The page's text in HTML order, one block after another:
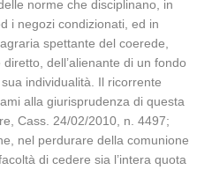
norme che disciplinano, in
i negozi condizionati, ed in
spettante del coerede,
dell’alienante di un fondo
individualità. Il ricorrente
alla giurisprudenza di questa
Cass. 24/02/2010, n. 4497;
nel perdurare della comunione
di cedere sia l’intera quota